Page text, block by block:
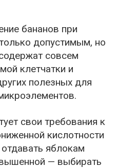
бананов при
допустимым, но
совсем
клетчатки и
полезных для
свои требования к
кислотности
яблокам
— выбирать